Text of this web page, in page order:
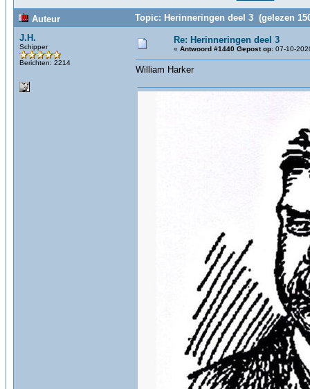
Auteur
Topic: Herinneringen deel 3 (gelezen
J.H.
Schipper
Berichten: 2214
Re: Herinneringen deel 3
« Antwoord #1440 Gepost op: 07-10-
William Harker